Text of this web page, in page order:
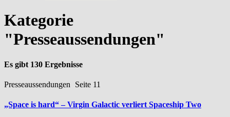
Kategorie
"Presseaussendungen"
Es gibt 130 Ergebnisse
Presseaussendungen Seite 11
„Space is hard“ – Virgin Galactic verliert Spaceship Two